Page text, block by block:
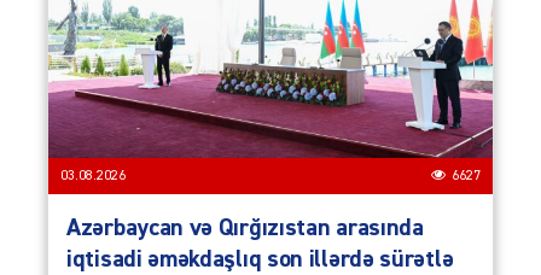
03.08.2026 6627
Azərbaycan və Qırğızıstan arasında
iqtisadi əməkdaşlıq son illərdə sürətlə